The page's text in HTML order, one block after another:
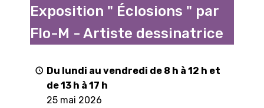
Éclosions
Exposition " Éclosions " par
Flo-M - Artiste dessinatrice
Du lundi au vendredi de 8 h à 12 h et
de 13 h à 17 h
25 mai 2026